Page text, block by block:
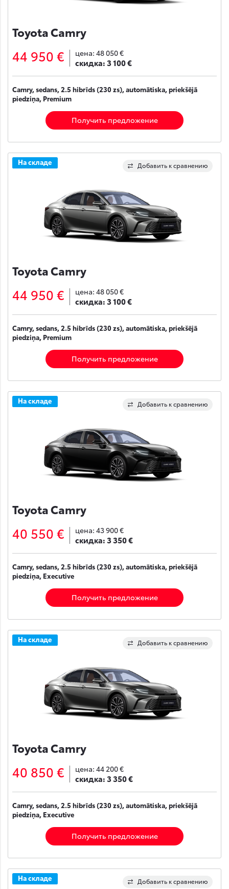
Toyota Camry
44 950 € цена: 48 050 €
скидка:3 100 €
Camry, sedans, 2.5 hibrīds (230 zs), automātiska, priekšējā
piedziņa, Premium
Получить предложение
Добавить к сравнению
На складе
Toyota Camry
44 950 € цена: 48 050 €
скидка:3 100 €
Camry, sedans, 2.5 hibrīds (230 zs), automātiska, priekšējā
piedziņa, Premium
Получить предложение
Добавить к сравнению
На складе
Toyota Camry
40 550 € цена: 43 900 €
скидка:3 350 €
Camry, sedans, 2.5 hibrīds (230 zs), automātiska, priekšējā
piedziņa, Executive
Получить предложение
Добавить к сравнению
На складе
Toyota Camry
40 850 € цена: 44 200 €
скидка:3 350 €
Camry, sedans, 2.5 hibrīds (230 zs), automātiska, priekšējā
piedziņa, Executive
Получить предложение
Добавить к сравнению
На складе